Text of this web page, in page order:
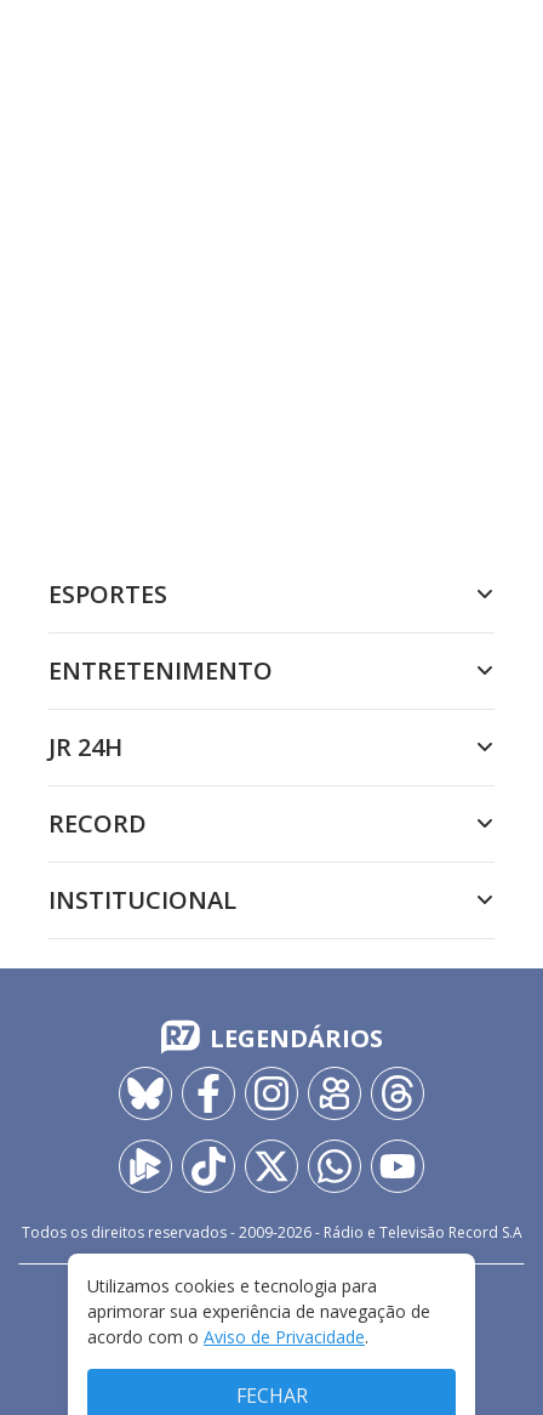
ESPORTES
ENTRETENIMENTO
JR 24H
RECORD
INSTITUCIONAL
LEGENDÁRIOS
Todos os direitos reservados - 2009-2026- Rádio e Televisão Record S.A
FALE CONOSCO
PRIVACIDADE
TERMOS E CONDIÇÕES DE USO
Utilizamos cookies e tecnologia para
aprimorar sua experiência de navegação de
acordo com o Aviso de Privacidade.
FECHAR